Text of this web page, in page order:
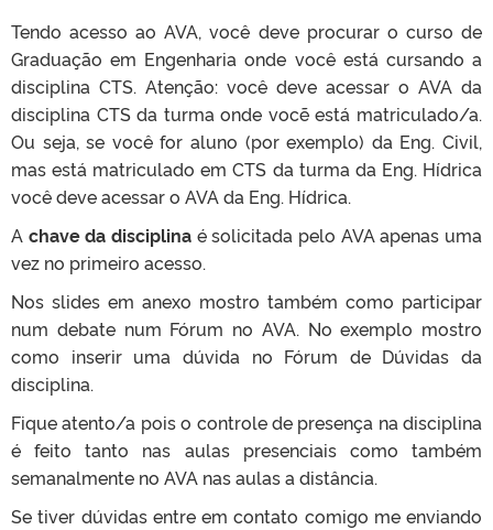
Tendo acesso ao AVA, você deve procurar o curso de
Graduação em Engenharia onde você está cursando a
disciplina CTS. Atenção: você deve acessar o AVA da
disciplina CTS da turma onde vocẽ está matriculado/a.
Ou seja, se você for aluno (por exemplo) da Eng. Civil,
mas está matriculado em CTS da turma da Eng. Hídrica
você deve acessar o AVA da Eng. Hídrica.
A chave da disciplina é solicitada pelo AVA apenas uma
vez no primeiro acesso.
Nos slides em anexo mostro também como participar
num debate num Fórum no AVA. No exemplo mostro
como inserir uma dúvida no Fórum de Dúvidas da
disciplina.
Fique atento/a pois o controle de presença na disciplina
é feito tanto nas aulas presenciais como também
semanalmente no AVA nas aulas a distância.
Se tiver dúvidas entre em contato comigo me enviando